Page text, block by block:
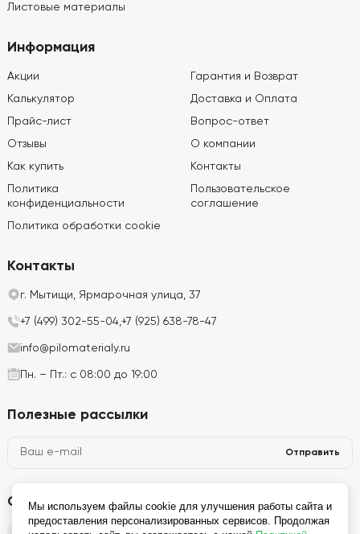
Листовые материалы
Информация
Акции
Калькулятор
Прайс-лист
Отзывы
Как купить
Политика
конфиденциальности
Политика обработки cookie
Гарантия и Возврат
Доставка и Оплата
Вопрос-ответ
О компании
Контакты
Пользовательское
соглашение
Контакты
г. Мытищи, Ярмарочная улица, 37
+7 (499) 302-55-04,+7 (925) 638-78-47
info@pilomaterialy.ru
Пн. – Пт.: с 08:00 до 19:00
Полезные рассылки
Отправить
Социальные сети
Мы используем файлы cookie для улучшения работы сайта и
предоставления персонализированных сервисов. Продолжая